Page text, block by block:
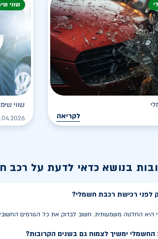
לקריאה
שווי
שווי
בנושא כדאי לדעת על רכב
לפני רכישת רכבת חשמלי?
היא החלטה משמעותית. חשוב לבדוק את כל הגורמים
ימשיך לצמוח גם בשנים הקרובות?